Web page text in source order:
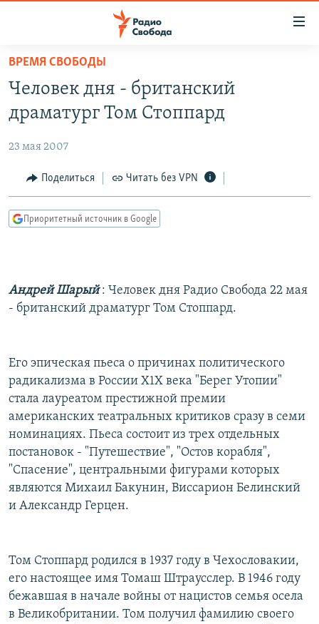
упрощенного
доступа
основному
Вернутся
главной
навигации
поиску
АВТОРСКИЕ ПРОЕКТЫ
ЦИТАТЫ СВОБОДЫ
МНЕНИЯ
IDEL.РЕАЛИИ
СЕВЕР.РЕАЛИИ
СИБИРЬ.РЕАЛИИ
ПОДПИШИТЕСЬ НА РАССЫЛКУ
СОЦИАЛЬНЫЕ СЕТИ
Все сайты РСЕ/РС
ВРЕМЯ СВОБОДЫ
Человек дня - британский
драматург Том Стоппард
23 мая 2007
Поделиться Читать без VPN
Приоритетный источник в Google
Андрей Шарый : Человек дня Радио Свобода 22 мая
- британский драматург Том Стоппард.
Его эпическая пьеса о причинах политического
радикализма в России Х1Х века "Берег Утопии"
стала лауреатом престижной премии
американских театральных критиков сразу в семи
номинациях. Пьеса состоит из трех отдельных
постановок - "Путешествие", "Остов корабля",
"Спасение", центральными фигурами которых
являются Михаил Бакунин, Виссарион Белинский
и Александр Герцен.
Том Стоппард родился в 1937 году в Чехословакии,
его настоящее имя Томаш Штраусслер. В 1946 году
бежавшая в начале войны от нацистов семья осела
в Великобритании. Том получил фамилию своего